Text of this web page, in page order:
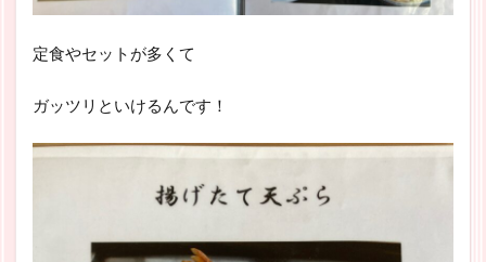
定食やセットが多くて
ガッツリといけるんです！